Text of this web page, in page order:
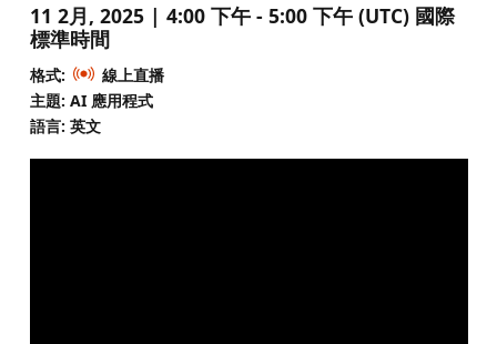
11 2月, 2025 | 4:00 下午 - 5:00 下午 (UTC) 國際
標準時間
格式:
線上直播
主題: AI 應用程式
語言: 英文